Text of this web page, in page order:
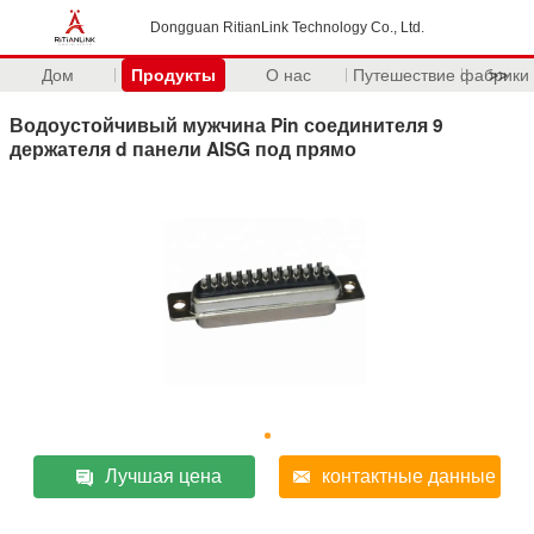
Dongguan RitianLink Technology Co., Ltd.
Дом Продукты О нас Путешествие фабрики
>>
Водоустойчивый мужчина Pin соединителя 9
держателя d панели AISG под прямо
Лучшая цена контактные данные